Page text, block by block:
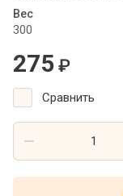
Вес
300
275 ₽
Сравнить